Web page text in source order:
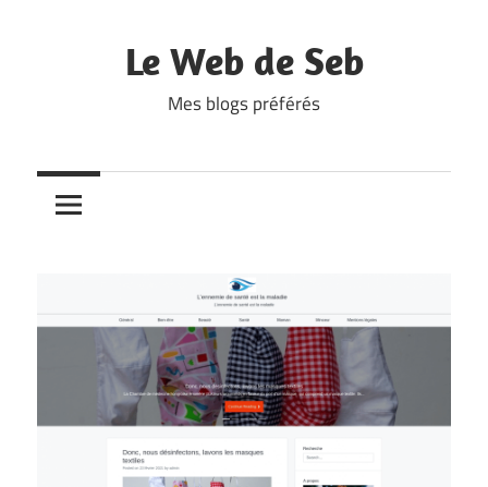
Le Web de Seb
Mes blogs préférés